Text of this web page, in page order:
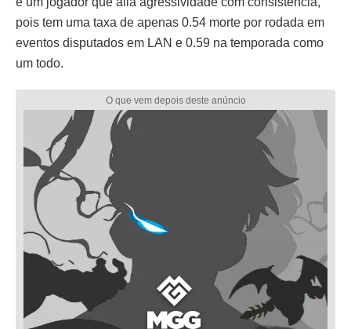
pois tem uma taxa de apenas 0.54 morte por rodada em
eventos disputados em LAN e 0.59 na temporada como
um todo.